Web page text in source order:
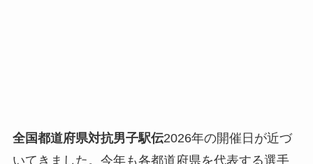
全国都道府県対抗男子駅伝2026年の開催日が近づ
いてきました。今年も各都道府県を代表する選手